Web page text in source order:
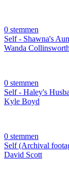
0 stemmen
Self - Shawna's
Wanda Collinsworth
0 stemmen
Self - Haley's
Kyle Boyd
0 stemmen
Self (Archival
David Scott